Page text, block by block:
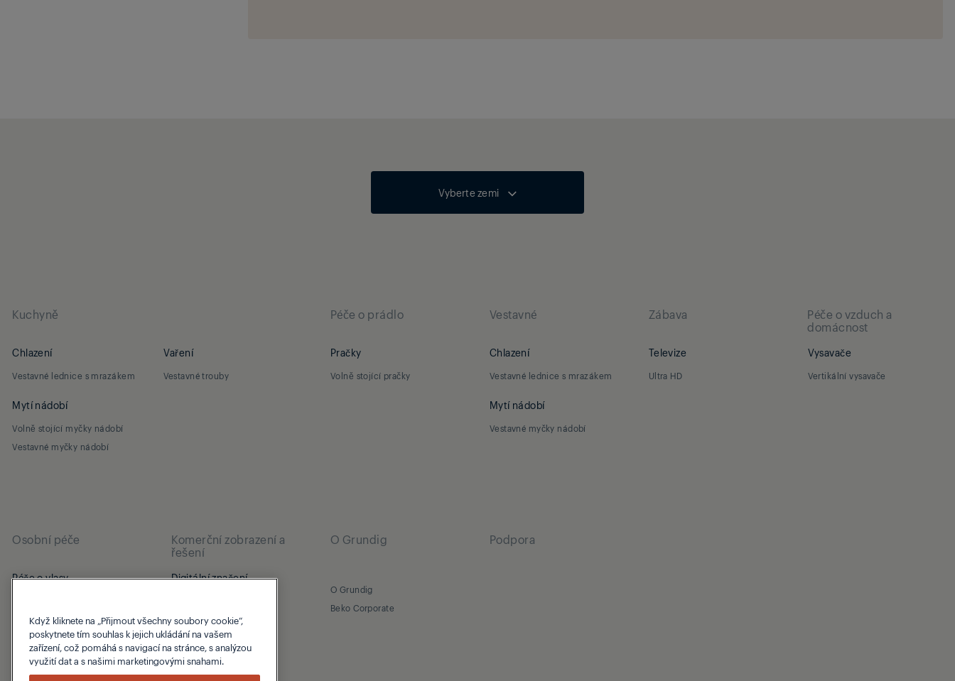
Vyberte zemi
Kuchyně
Chlazení
Vestavné lednice s mrazákem
Vaření
Vestavné trouby
Mytí nádobí
Volně stojící myčky nádobí
Vestavné myčky nádobí
Péče o prádlo
Pračky
Volně stojící pračky
Vestavné
Chlazení
Vestavné lednice s mrazákem
Mytí nádobí
Vestavné myčky nádobí
Zábava
Televize
Ultra HD
Péče o vzduch a
domácnost
Vysavače
Vertikální vysavače
Osobní péče
Péče o vlasy
Žehličky na vlasy
Kulmy
Péče pro muže
Komerční zobrazení a
řešení
Digitální značení
O Grundig
O Grundig
Beko Corporate
Podpora
Když kliknete na „Přijmout všechny soubory cookie“,
poskytnete tím souhlas k jejich ukládání na vašem
zařízení, což pomáhá s navigací na stránce, s analýzou
využití dat a s našimi marketingovými snahami.